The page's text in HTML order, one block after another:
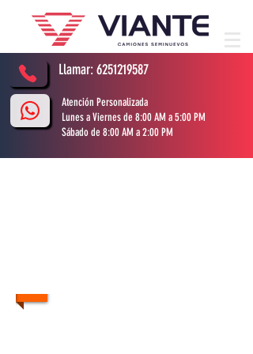
Llamar:6251219587
Atención Personalizada
Lunes a Viernes de 8:00 AM a 5:00 PM
Sábado de 8:00 AM a 2:00 PM